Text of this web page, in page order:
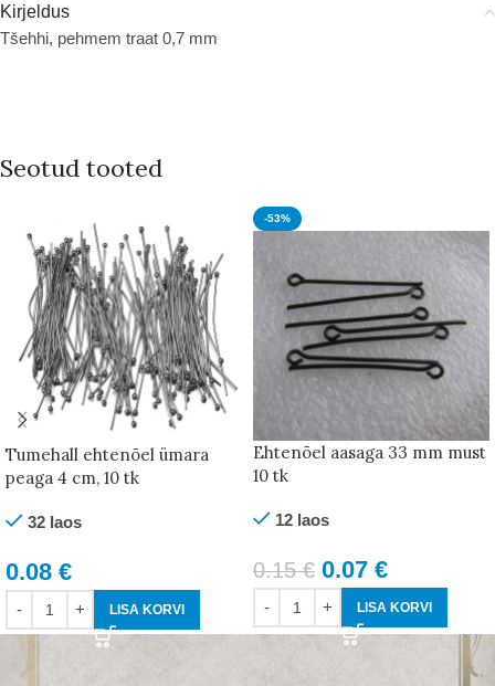
Kirjeldus
Tšehhi, pehmem traat 0,7 mm
Seotud tooted
Tumehall ehtenõel ümara
peaga 4 cm, 10 tk
32 laos
0.08 €
LISA KORVI
-53%
Ehtenõel aasaga 33 mm must
10 tk
12 laos
0.15€ 0.07 €
LISA KORVI